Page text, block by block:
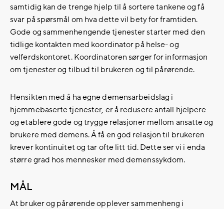
samtidig kan de trenge hjelp til å sortere tankene og få
svar på spørsmål om hva dette vil bety for framtiden.
Gode og sammenhengende tjenester starter med den
tidlige kontakten med koordinator på helse- og
velferdskontoret. Koordinatoren sørger for informasjon
om tjenester og tilbud til brukeren og til pårørende.
Hensikten med å ha egne demensarbeidslag i
hjemmebaserte tjenester, er å redusere antall hjelpere
og etablere gode og trygge relasjoner mellom ansatte og
brukere med demens. Å få en god relasjon til brukeren
krever kontinuitet og tar ofte litt tid. Dette ser vi i enda
større grad hos mennesker med demenssykdom.
MÅL
At bruker og pårørende opplever sammenheng i